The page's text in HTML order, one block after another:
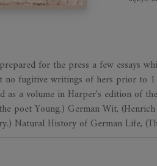
for the press a few essays
no fugitive writings of hers prior to
as a volume in Harper's edition of
poet Young.) German Wit,
Natural History of German Life,